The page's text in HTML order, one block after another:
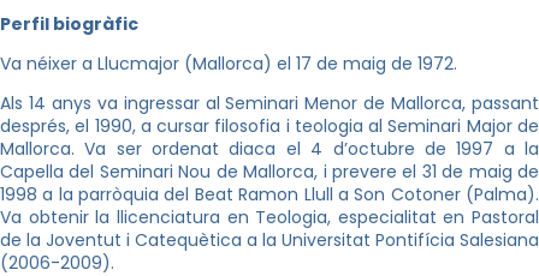
Perfil biogràfic
Va néixer a Llucmajor (Mallorca) el 17 de maig de 1972.
Als 14 anys va ingressar al Seminari Menor de Mallorca, passant
després, el 1990, a cursar filosofia i teologia al Seminari Major de
Mallorca. Va ser ordenat diaca el 4 d’octubre de 1997 a la
Capella del Seminari Nou de Mallorca, i prevere el 31 de maig de
1998 a la parròquia del Beat Ramon Llull a Son Cotoner (Palma).
Va obtenir la llicenciatura en Teologia, especialitat en Pastoral
de la Joventut i Catequètica a la Universitat Pontifícia Salesiana
(2006-2009).